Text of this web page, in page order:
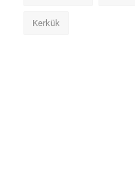
Kerkük